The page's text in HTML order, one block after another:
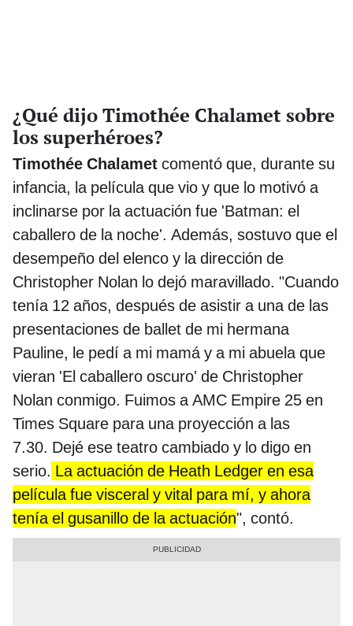
¿Qué dijo Timothée Chalamet sobre
los superhéroes?
Timothée Chalamet comentó que, durante su
infancia, la película que vio y que lo motivó a
inclinarse por la actuación fue 'Batman: el
caballero de la noche'. Además, sostuvo que el
desempeño del elenco y la dirección de
Christopher Nolan lo dejó maravillado. "Cuando
tenía 12 años, después de asistir a una de las
presentaciones de ballet de mi hermana
Pauline, le pedí a mi mamá y a mi abuela que
vieran 'El caballero oscuro' de Christopher
Nolan conmigo. Fuimos a AMC Empire 25 en
Times Square para una proyección a las
7.30. Dejé ese teatro cambiado y lo digo en
serio. La actuación de Heath Ledger en esa
película fue visceral y vital para mí, y ahora
tenía el gusanillo de la actuación", contó.